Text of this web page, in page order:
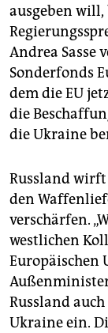
ausgeben
Andrea Sasse
Sonderfonds
dem die EU
die
die Ukraine
Russland
den
verschärfen.
westlichen
Europäischen
Russland
Ukraine ein.